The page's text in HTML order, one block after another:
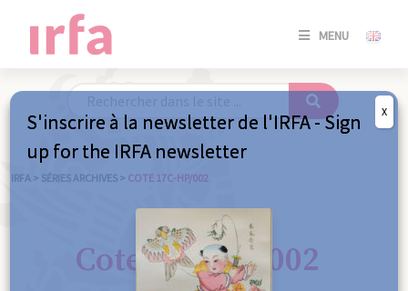
MENU
SE
IRFA > SÉRIES ARCHIVES > COTE 17C-HP/002
Cote 17C-HP/002
S'inscrire à la newsletter de l'IRFA - Sign
up for the IRFA newsletter
X